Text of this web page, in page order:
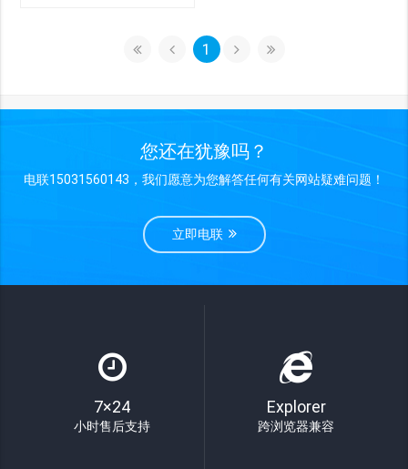
1
您还在犹豫吗？
电联15031560143，我们愿意为您解答任何有关网站疑难问题！
立即电联
7×24
小时售后支持
Explorer
跨浏览器兼容